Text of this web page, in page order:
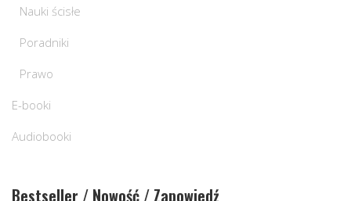
Nauki ścisłe
Poradniki
Prawo
E-booki
Audiobooki
Bestseller / Nowość / Zapowiedź